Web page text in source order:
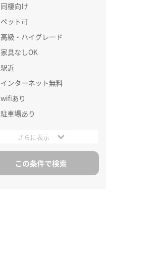
同棲向け
ペット可
高級・ハイグレード
家具なしOK
駅近
インターネット無料
wifiあり
駐車場あり
さらに表示